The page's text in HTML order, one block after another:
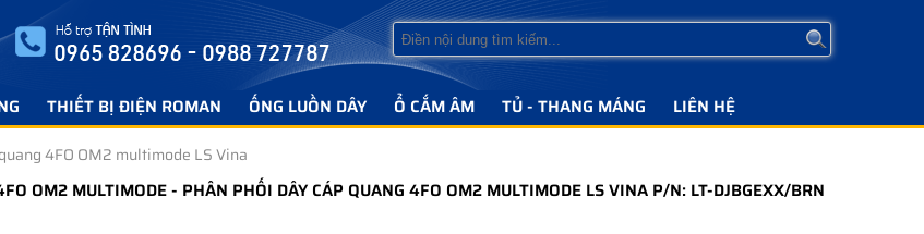
THIẾT BỊ ĐIỆN ROMAN ỐNG LUỒN DÂY Ổ CẮM ÂM TỦ - THANG MÁNG LIÊN HỆ
4FO OM2 multimode LS Vina
OM2 MULTIMODE - PHÂN PHỐI DÂY CÁP QUANG 4FO OM2 MULTIMODE LS VINA P/N: LT-DJBGEXX/BRN